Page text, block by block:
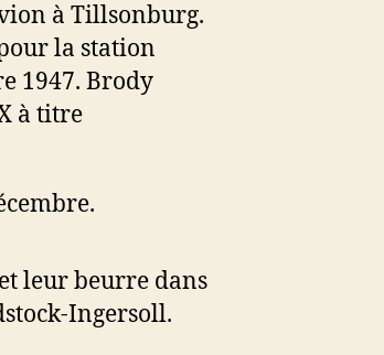
à Tillsonburg.
la station
1947. Brody
à titre
leur beurre dans
Ingersoll.